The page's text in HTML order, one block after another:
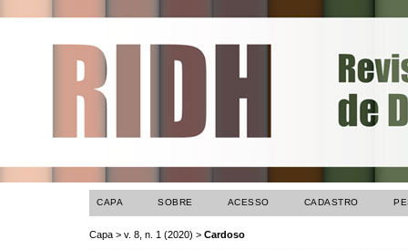
CAPA SOBRE ACESSO CADASTRO
Capa > v. 8, n. 1 (2020) > Cardoso